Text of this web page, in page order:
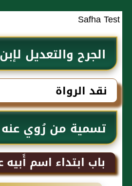
Safha Test
الجرح والتعديل
نقد الرواة
تسمية من رُوي عنه
اسمه حبيب
باب ابتداء اسم أَبيه